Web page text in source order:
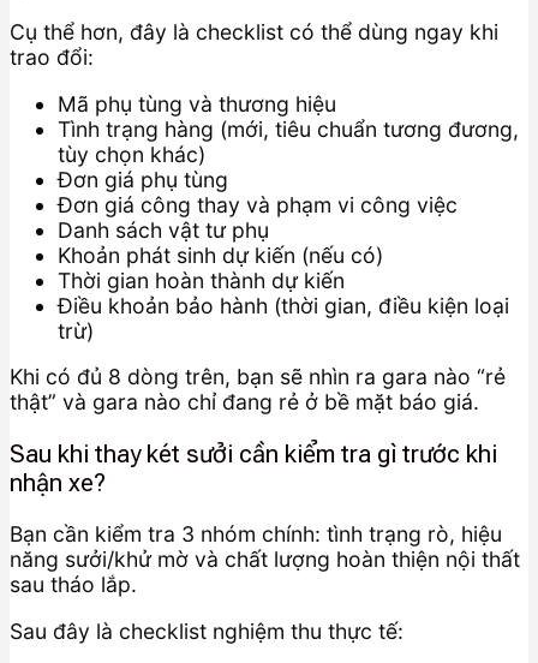
Cụ thể hơn, đây là checklist có thể dùng ngay khi
trao đổi:
Mã phụ tùng và thương hiệu
Tình trạng hàng (mới, tiêu chuẩn tương đương,
tùy chọn khác)
Đơn giá phụ tùng
Đơn giá công thay và phạm vi công việc
Danh sách vật tư phụ
Khoản phát sinh dự kiến (nếu có)
Thời gian hoàn thành dự kiến
Điều khoản bảo hành (thời gian, điều kiện loại
trừ)
Khi có đủ 8 dòng trên, bạn sẽ nhìn ra gara nào “rẻ
thật” và gara nào chỉ đang rẻ ở bề mặt báo giá.
Sau khi thay két sưởi cần kiểm tra gì trước khi
nhận xe?
Bạn cần kiểm tra 3 nhóm chính: tình trạng rò, hiệu
năng sưởi/khử mờ và chất lượng hoàn thiện nội thất
sau tháo lắp.
Sau đây là checklist nghiệm thu thực tế: